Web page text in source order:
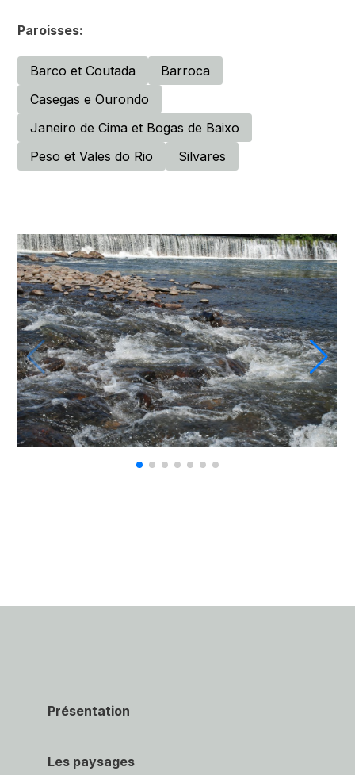
Paroisses:
Barco et Coutada
Barroca
Casegas e Ourondo
Janeiro de Cima et Bogas de Baixo
Peso et Vales do Rio
Silvares
Présentation
Les paysages